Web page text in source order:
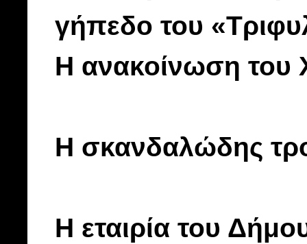
γήπεδο του
Η ανακοίνωση του
Η σκανδαλώδης
Η εταιρία του